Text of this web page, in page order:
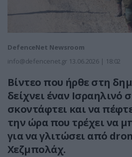
DefenceNet Newsroom
info@defencenet.gr 13.06.2026 | 18:02
Βίντεο που ήρθε στη
δείχνει έναν Ισραηλινό
σκοντάφτει και να
την ώρα που τρέχει να
για να γλιτώσει από
Χεζμπολάχ.